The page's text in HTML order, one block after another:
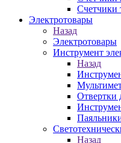
Счетчики
Электротовары
Назад
Электротовары
Инструмент
Назад
Отвертки
Назад